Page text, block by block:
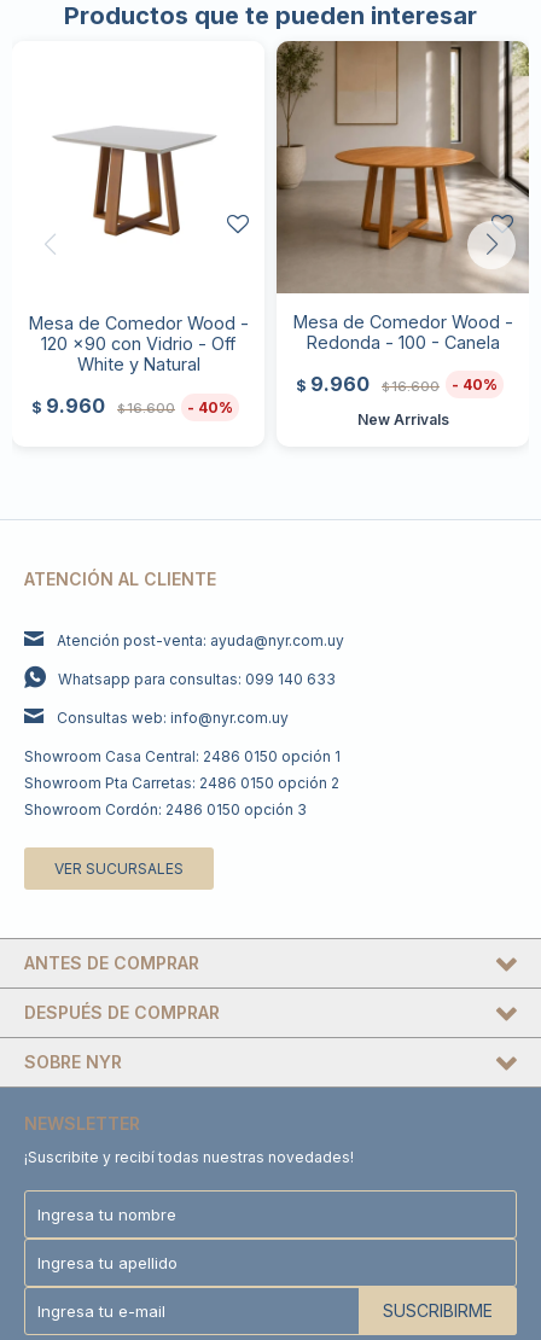
Productos que te pueden interesar
Mesa de Comedor Wood -
120 x90 con Vidrio - Off
White y Natural
$ 9.960 $16.600 40
Mesa de Comedor Wood -
Redonda - 100 - Canela
$ 9.960 $16.600
40
New Arrivals
ATENCIÓN AL CLIENTE
Atención post-venta: ayuda@nyr.com.uy
Whatsapp para consultas: 099 140 633
Consultas web: info@nyr.com.uy
Showroom Casa Central: 2486 0150 opción 1
Showroom Pta Carretas: 2486 0150 opción 2
Showroom Cordón: 2486 0150 opción 3
VER SUCURSALES
DESPUÉS DE COMPRAR
SOBRE NYR
ANTES DE COMPRAR
NEWSLETTER
¡Suscribite y recibí todas nuestras novedades!
SUSCRIBIRME